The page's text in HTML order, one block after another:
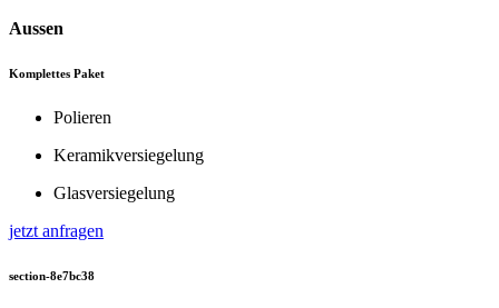
Aussen
Komplettes Paket
Polieren
Keramikversiegelung
Glasversiegelung
jetzt anfragen
section-8e7bc38